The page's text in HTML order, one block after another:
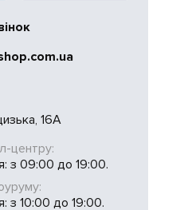
16А
центру:
з 09:00 до 19:00.
з 10:00 до 19:00.